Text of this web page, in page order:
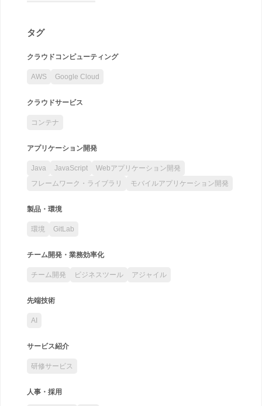
タグ
クラウドコンピューティング
AWS Google Cloud
クラウドサービス
コンテナ
アプリケーション開発
Java JavaScript
Webアプリケーション開発
フレームワーク・ライブラリ
モバイルアプリケーション開発
製品・環境
環境 GitLab
チーム開発・業務効率化
チーム開発 ビジネスツール アジャイル
先端技術
AI
サービス紹介
研修サービス
人事・採用